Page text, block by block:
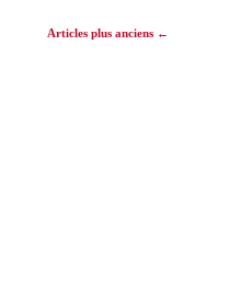
←
Articles plus anciens